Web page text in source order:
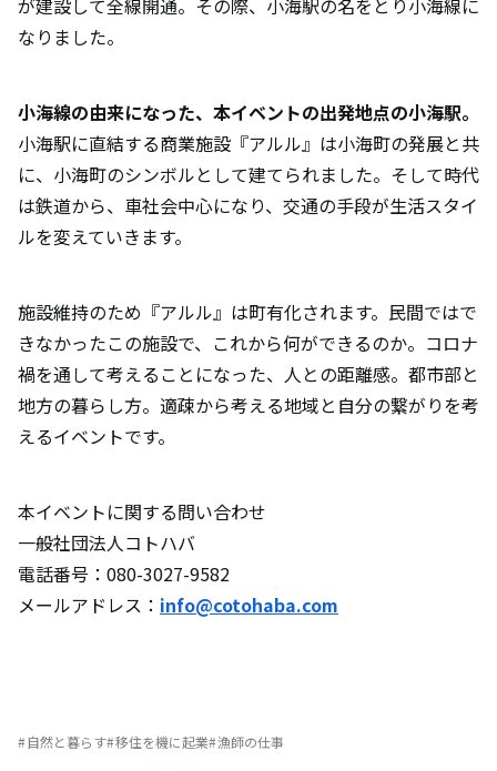
なりました。
小海線の由来になった、本イベントの出発地点の小海駅。
小海駅に直結する商業施設『アルル』は小海町の発展と共
に、小海町のシンボルとして建てられました。そして時代
は鉄道から、車社会中心になり、交通の手段が生活スタイ
ルを変えていきます。
施設維持のため『アルル』は町有化されます。民間ではで
きなかったこの施設で、これから何ができるのか。コロナ
禍を通して考えることになった、人との距離感。都市部と
地方の暮らし方。適疎から考える地域と自分の繋がりを考
えるイベントです。
本イベントに関する問い合わせ
一般社団法人コトハバ
電話番号：080-3027-9582
メールアドレス： info@cotohaba.com
自然と暮らす 移住を機に起業 漁師の仕事